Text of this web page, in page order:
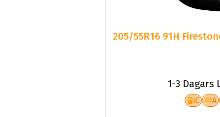
205/55R16 91H
1-3 Dagars
C A